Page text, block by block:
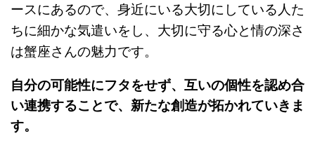
ースにあるので、身近にいる大切にしている人た
ちに細かな気遣いをし、大切に守る心と情の深さ
は蟹座さんの魅力です。
自分の可能性にフタをせず、互いの個性を認め合
い連携することで、新たな創造が拓かれていきま
す。